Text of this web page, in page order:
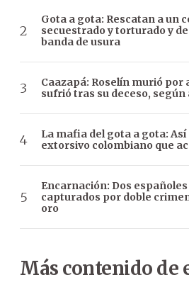
Gota a gota: Rescatan a un
secuestrado y torturado y
banda de usura
Caazapá: Roselín murió por
sufrió tras su deceso,
La mafia del gota a gota:
extorsivo colombiano que
Encarnación: Dos
capturados por doble
oro
Más contenido de